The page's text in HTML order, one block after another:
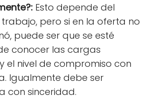
Esto depende del
pero si en la oferta no
puede ser que se esté
conocer las cargas
el nivel de compromiso con
Igualmente debe ser
con sinceridad.